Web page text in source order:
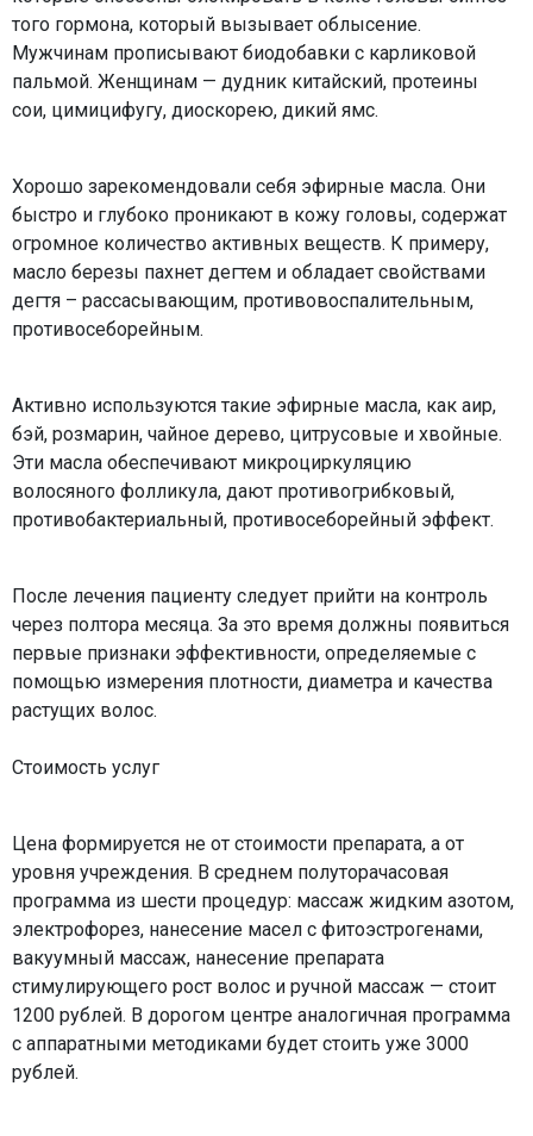
того гормона, который вызывает облысение.
Мужчинам прописывают биодобавки с карликовой
пальмой. Женщинам — дудник китайский, протеины
сои, цимицифугу, диоскорею, дикий ямс.
Хорошо зарекомендовали себя эфирные масла. Они
быстро и глубоко проникают в кожу головы, содержат
огромное количество активных веществ. К примеру,
масло березы пахнет дегтем и обладает свойствами
дегтя – рассасывающим, противовоспалительным,
противосеборейным.
Активно используются такие эфирные масла, как аир,
бэй, розмарин, чайное дерево, цитрусовые и хвойные.
Эти масла обеспечивают микроциркуляцию
волосяного фолликула, дают противогрибковый,
противобактериальный, противосеборейный эффект.
После лечения пациенту следует прийти на контроль
через полтора месяца. За это время должны появиться
первые признаки эффективности, определяемые с
помощью измерения плотности, диаметра и качества
растущих волос.
Стоимость услуг
Цена формируется не от стоимости препарата, а от
уровня учреждения. В среднем полуторачасовая
программа из шести процедур: массаж жидким азотом,
электрофорез, нанесение масел с фитоэстрогенами,
вакуумный массаж, нанесение препарата
стимулирующего рост волос и ручной массаж — стоит
1200 рублей. В дорогом центре аналогичная программа
с аппаратными методиками будет стоить уже 3000
рублей.